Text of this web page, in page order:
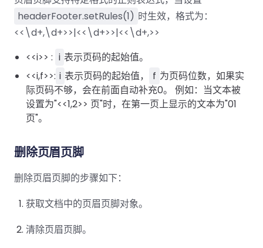
headerFooter.setRules(1) 时生效，格式为：
<<\d+,\d+>>|<<\d+>>|<<\d+,>>
<<i>> : i 表示页码的起始值。
<<i,f>>: i 表示页码的起始值， f 为页码位数，如果实
际页码不够，会在前面自动补充0。 例如：当文本被
设置为"<<1,2>> 页"时，在第一页上显示的文本为"01
页"。
删除页眉页脚
删除页眉页脚的步骤如下：
获取文档中的页眉页脚对象。
清除页眉页脚。